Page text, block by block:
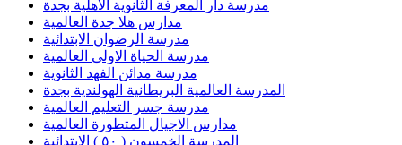
مدرسة دار المعرفة الثانوية الأهلية بجدة
مدارس هلا جدة العالمية
مدرسة الرضوان الابتدائية
مدرسة الحياة الاولى العالمية
مدرسة مدائن الفهد الثانوية
المدرسة العالمية البريطانية الهولندية بجدة
مدرسة جسر التعليم العالمية
مدارس الاجيال المتطورة العالمية
المدرسة الخمسون ( ٥٠ ) الإبتدائية